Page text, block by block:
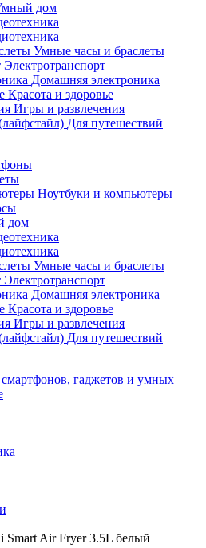
дом
Умные часы и браслеты
Электротранспорт
Домашняя электроника
Красота и здоровье
Игры и развлечения
Для путешествий
Ноутбуки и компьютеры
дом
Умные часы и браслеты
Электротранспорт
Домашняя электроника
Красота и здоровье
Игры и развлечения
Для путешествий
гаджетов и умных
Smart Air Fryer 3.5L белый
раз в 2 недели